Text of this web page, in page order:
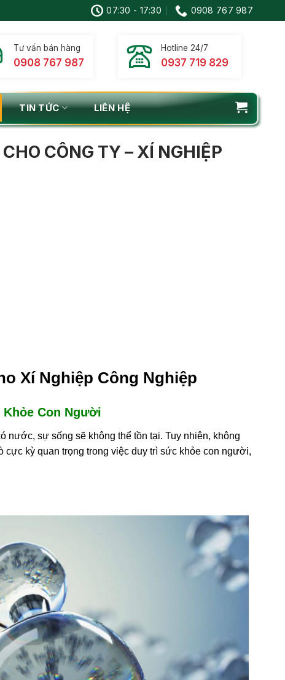
07:30 - 17:30 0908 767 987
Tư vấn bán hàng
0908 767 987
Hotline 24/7
0937 719 829
TIN TỨC LIÊN HỆ
CÔNG TY – XÍ NGHIỆP
Xí Nghiệp Công Nghiệp
Con Người
nước, sự sống sẽ không thể tồn tại. Tuy nhiên, không
kỳ quan trọng trong việc duy trì sức khỏe con người,